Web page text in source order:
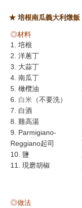
★ 培根南瓜義大利燉飯
◎材料
1. 培根
2. 洋蔥丁
3. 大蒜丁
4. 南瓜丁
5. 橄欖油
6. 白米 （不要洗）
7. 白酒
8. 雞高湯
9. Parmigiano-
Reggiano起司
10. 鹽
11. 現磨胡椒
◎做法